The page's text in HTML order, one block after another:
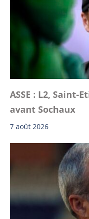
ASSE : L2,
avant Sochaux
7 août 2026